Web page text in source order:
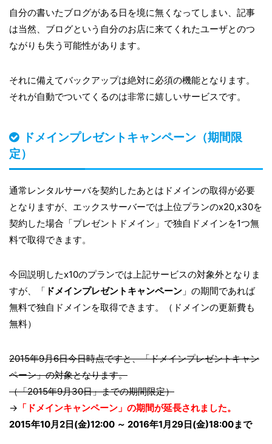
自分の書いたブログがある日を境に無くなってしまい、記事
は当然、ブログという自分のお店に来てくれたユーザとのつ
ながりも失う可能性があります。
それに備えてバックアップは絶対に必須の機能となります。
それが自動でついてくるのは非常に嬉しいサービスです。
ドメインプレゼントキャンペーン（期間限
定）
通常レンタルサーバを契約したあとはドメインの取得が必要
となりますが、エックスサーバーでは上位プランのx20,x30を
契約した場合「プレゼントドメイン」で独自ドメインを1つ無
料で取得できます。
今回説明したx10のプランでは上記サービスの対象外となりま
すが、「 ドメインプレゼントキャンペーン 」の期間であれば
無料で独自ドメインを取得できます。（ドメインの更新費も
無料）
2015年9月6日今日時点ですと、「ドメインプレゼントキャン
ペーン」の対象となります。
（「2015年9月30日」までの期間限定）
→ 「ドメインキャンペーン」の期間が延長されました。
2015年10月2日(金)12:00 ～ 2016年1月29日(金)18:00まで